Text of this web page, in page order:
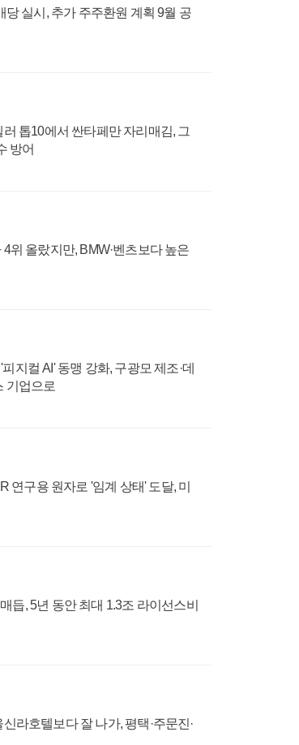
실시, 추가 주주환원 계획 9월 공
톱10에서 싼타페만 자리매김, 그
방어
위 올랐지만, BMW·벤츠보다 높은
지컬 AI' 동맹 강화, 구광모 제조·데
기업으로
연구용 원자로 '임계 상태' 도달, 미
듭, 5년 동안 최대 1.3조 라이선스비
라호텔보다 잘 나가, 평택·주문진·